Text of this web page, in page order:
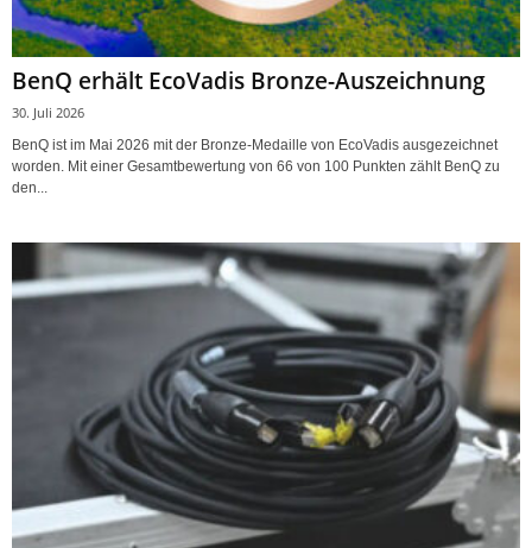
BenQ erhält EcoVadis Bronze-Auszeichnung
30. Juli 2026
BenQ ist im Mai 2026 mit der Bronze-Medaille von EcoVadis ausgezeichnet
worden. Mit einer Gesamtbewertung von 66 von 100 Punkten zählt BenQ zu
den...